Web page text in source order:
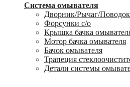
Система омывателя
Дворник/Рычаг/Поводок
Форсунки с/о
Крышка бачка
Мотор бачка омывателя
Бачок омывателя
Трапеция
Детали системы